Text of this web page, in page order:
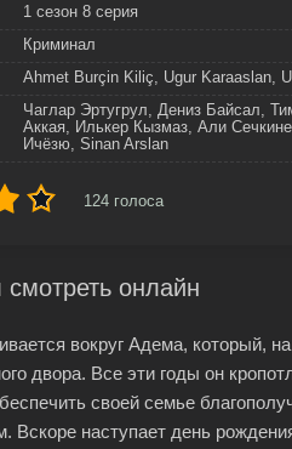
1 сезон 8 серия
Криминал
Ahmet Burçin Kiliç, Ugur Karaaslan,
Чаглар Эртугрул, Дениз Байсал,
Аккая, Илькер Кызмаз, Али
Ичёзю, Sinan Arslan
124 голоса
онлайн
вокруг Адема, который,
двора. Все эти годы он
своей семье
Вскоре наступает день